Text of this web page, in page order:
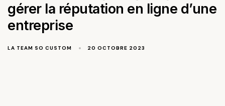
gérer la réputation en ligne d’une
entreprise
LA TEAM SO CUSTOM 20 OCTOBRE 2023